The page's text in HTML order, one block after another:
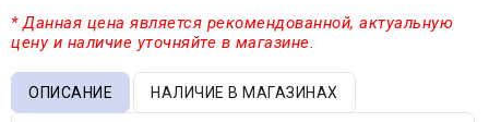
* Данная цена является рекомендованной, актуальную
цену и наличие уточняйте в магазине.
ОПИСАНИЕ НАЛИЧИЕ В МАГАЗИНАХ